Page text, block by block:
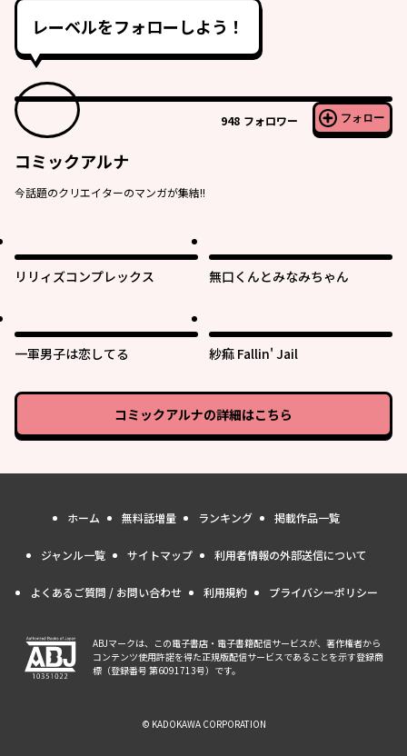
レーベルをフォローしよう！
948 フォロワー フォロー
コミックアルナ
今話題のクリエイターのマンガが集結!!
リリィズコンプレックス 無口くんとみなみちゃん
一軍男子は恋してる 紗痲 Fallin' Jail
コミックアルナの詳細はこちら
ホーム 無料話増量 ランキング 掲載作品一覧
ジャンル一覧 サイトマップ 利用者情報の外部送信について
よくあるご質問 / お問い合わせ 利用規約 プライバシーポリシー
ABJマークは、この電子書店・電子書籍配信サービスが、著作権者から
コンテンツ使用許諾を得た正規版配信サービスであることを示す登録商
標（登録番号 第6091713号）です。
© KADOKAWA CORPORATION